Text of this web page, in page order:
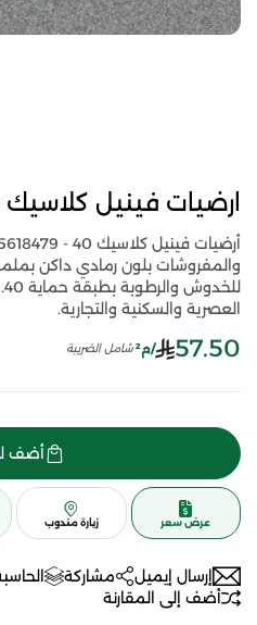
ارضيات فينيل كلاسيك 40 - 5618479
والمفروشات بلون رمادي داكن
العصرية والسكنية والتجارية.
57.50 /م² شامل الضريبة
أضف
عرض سعر زيارة مندوب
إرسال إيميل مشاركة
أضف إلى المقارنة